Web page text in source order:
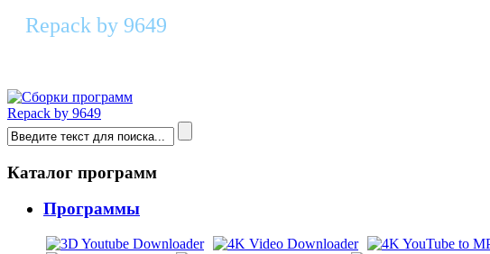
Repack by 9649
Icecream PDF Candy Desktop 3.20 RePack &
Repack by 9649
Каталог программ
Программы